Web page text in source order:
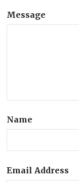
Message
Name
Email Address